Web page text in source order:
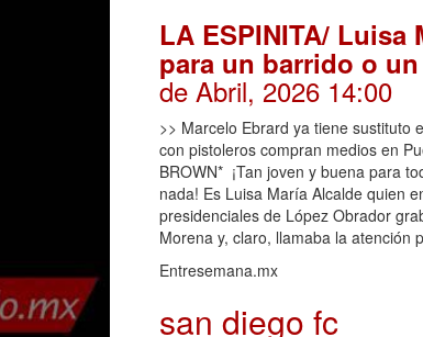
LA ESPINITA/ Luisa
para un barrido o
de Abril, 2026 14:00
>> Marcelo Ebrard ya tiene sustituto
con pistoleros compran medios en
BROWN* ¡Tan joven y buena para
nada! Es Luisa María Alcalde quien
presidenciales de López Obrador
Morena y, claro, llamaba la atención
Entresemana.mx
san diego fc